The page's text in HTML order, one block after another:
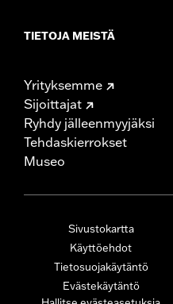
TIETOJA MEISTÄ
Yrityksemme
Sijoittajat
Ryhdy jälleenmyyjäksi
Tehdaskierrokset
Museo
Sivustokartta
Käyttöehdot
Tietosuojakäytäntö
Evästekäytäntö